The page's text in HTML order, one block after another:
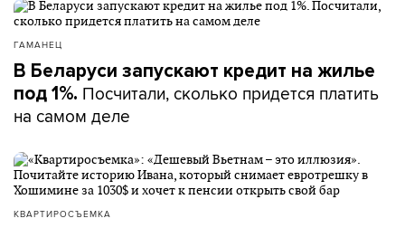
ГАМАНЕЦ
В Беларуси запускают кредит на жилье
под 1%. Посчитали, сколько придется платить
на самом деле
КВАРТИРОСЪЕМКА